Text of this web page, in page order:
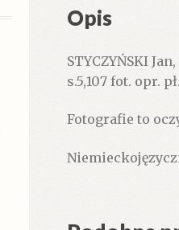
Opis
STYCZYŃSKI
s.5,107 fot. opr.
Fotografie to